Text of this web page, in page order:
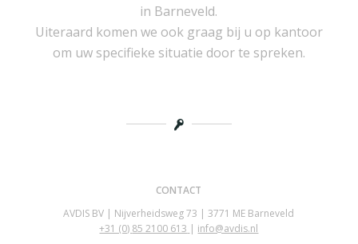
in Barneveld.
Uiteraard komen we ook graag bij u op kantoor
om uw specifieke situatie door te spreken.
CONTACT
AVDIS BV | Nijverheidsweg 73 | 3771 ME Barneveld
+31 (0) 85 2100 613 | info@avdis.nl